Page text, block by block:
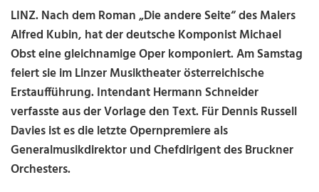
LINZ. Nach dem Roman „Die andere Seite“ des Malers
Alfred Kubin, hat der deutsche Komponist Michael
Obst eine gleichnamige Oper komponiert. Am Samstag
feiert sie im Linzer Musiktheater österreichische
Erstaufführung. Intendant Hermann Schneider
verfasste aus der Vorlage den Text. Für Dennis Russell
Davies ist es die letzte Opernpremiere als
Generalmusikdirektor und Chefdirigent des Bruckner
Orchesters.